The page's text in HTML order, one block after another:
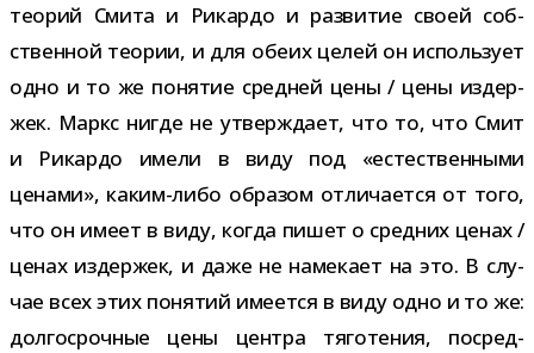
тео­рий Смита и Рикардо и раз­ви­тие своей соб­
ствен­ной тео­рии, и для обеих целей он исполь­зует
одно и то же поня­тие сред­ней цены / цены издер­
жек. Маркс нигде не утвер­ждает, что то, что Смит
и Рикардо имели в виду под «есте­ствен­ными
ценами», каким-​либо обра­зом отли­ча­ется от того,
что он имеет в виду, когда пишет о сред­них ценах /
ценах издер­жек, и даже не наме­кает на это. В слу­
чае всех этих поня­тий име­ется в виду одно и то же:
дол­го­сроч­ные цены цен­тра тяго­те­ния, посред­